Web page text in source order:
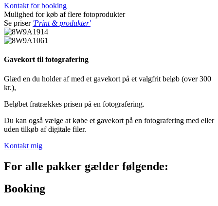
Kontakt for booking
Mulighed for køb af flere fotoprodukter
Se priser 'Print & produkter'
Gavekort til fotografering
Glæd en du holder af med et gavekort på et valgfrit beløb (over 300
kr.),
Beløbet fratrækkes prisen på en fotografering.
Du kan også vælge at købe et gavekort på en fotografering med eller
uden tilkøb af digitale filer.
Kontakt mig
For alle pakker gælder følgende:
Booking